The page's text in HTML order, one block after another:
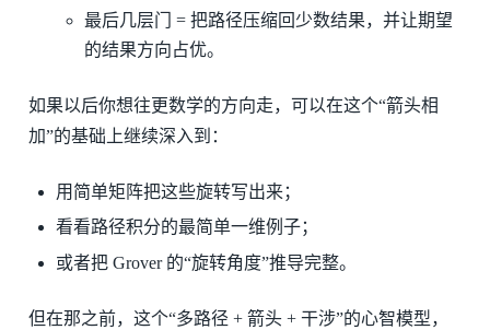
最后几层门 = 把路径压缩回少数结果，并让期望
的结果方向占优。
如果以后你想往更数学的方向走，可以在这个“箭头相
加”的基础上继续深入到：
用简单矩阵把这些旋转写出来；
看看路径积分的最简单一维例子；
或者把 Grover 的“旋转角度”推导完整。
但在那之前，这个“多路径 + 箭头 + 干涉”的心智模型，